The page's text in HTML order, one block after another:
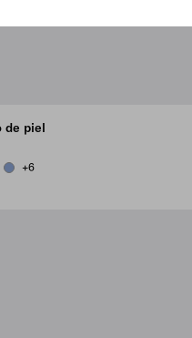
de piel
GREY
AVIATOR BLUE
+6